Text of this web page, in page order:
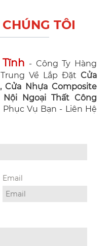
TÔI
- Công Ty Hàng
Về Lắp Đặt Cửa
Cửa Nhựa Composite
Ngoại Thất Công
Vụ Bạn - Liên Hệ
Email